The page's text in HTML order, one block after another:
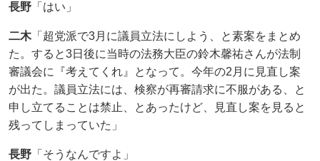
長野 「はい」
二木「超党派で3月に議員立法にしよう、と素案をまとめ
た。すると3日後に当時の法務大臣の鈴木馨祐さんが法制
審議会に『考えてくれ』となって。今年の2月に見直し案
が出た。議員立法には、検察が再審請求に不服がある、と
申し立てることは禁止、とあったけど、見直し案を見ると
残ってしまっていた」
長野 「そうなんですよ」